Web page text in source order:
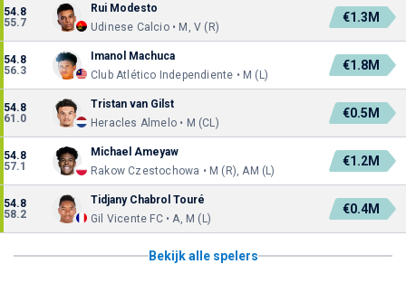
54.8
55.7
Rui Modesto
Udinese Calcio • M, V (R)
€1.3M
54.8
56.3
Imanol Machuca
Club Atlético Independiente • M (L)
€1.8M
54.8
61.0
Tristan van Gilst
Heracles Almelo • M (CL)
€0.5M
54.8
57.1
Michael Ameyaw
Rakow Czestochowa • M (R), AM (L)
€1.2M
54.8
58.2
Tidjany Chabrol Touré
Gil Vicente FC • A, M (L)
€0.4M
Bekijk alle spelers